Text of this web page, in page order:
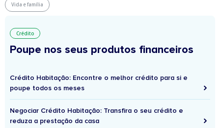
Vida e família
Crédito
Poupe nos seus produtos financeiros
Crédito Habitação: Encontre o melhor crédito para si e
poupe todos os meses
Negociar Crédito Habitação: Transfira o seu crédito e
reduza a prestação da casa